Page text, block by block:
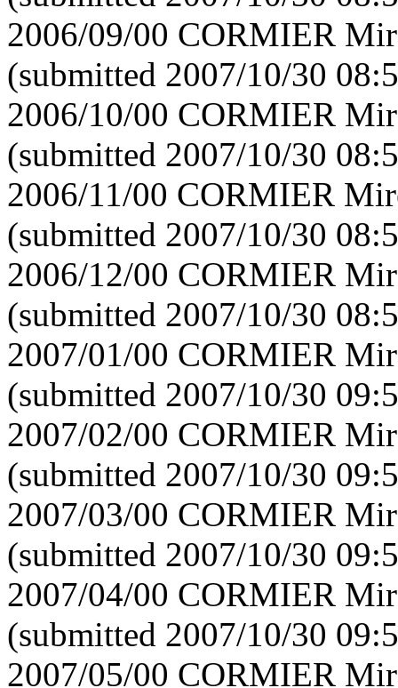
2006/09/00 CORMIER
(submitted 2007/10/30
2006/10/00 CORMIER
(submitted 2007/10/30
2006/11/00 CORMIER
(submitted 2007/10/30
2006/12/00 CORMIER
(submitted 2007/10/30
2007/01/00 CORMIER
(submitted 2007/10/30
2007/02/00 CORMIER
(submitted 2007/10/30
2007/03/00 CORMIER
(submitted 2007/10/30
2007/04/00 CORMIER
(submitted 2007/10/30
2007/05/00 CORMIER